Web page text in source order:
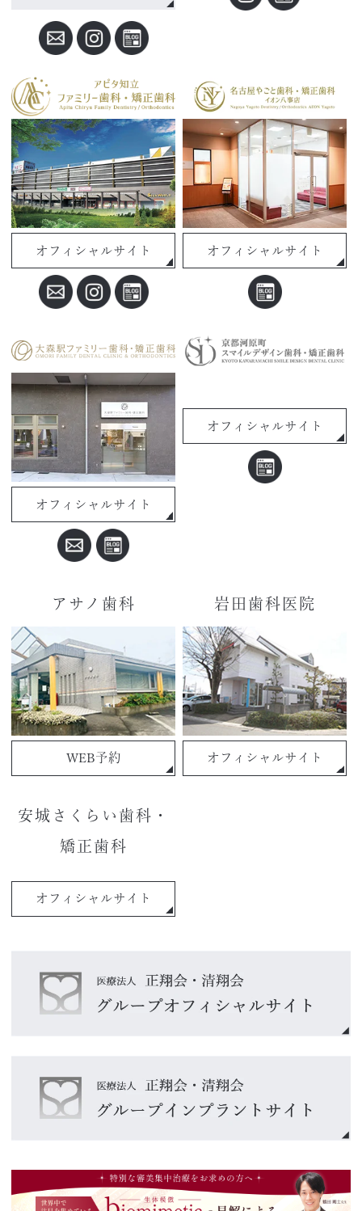
オフィシャルサイト オフィシャルサイト
オフィシャルサイト
オフィシャルサイト
アサノ歯科
WEB予約
岩田歯科医院
オフィシャルサイト
安城さくらい歯科・
矯正歯科
オフィシャルサイト